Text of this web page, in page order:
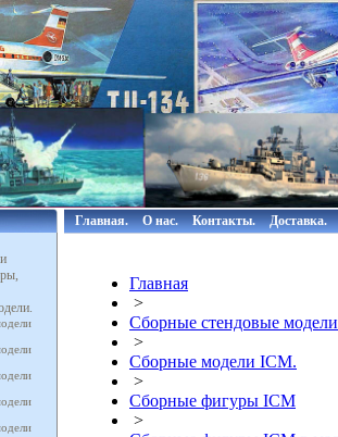
Главная. О нас. Контакты. Доставка.
Главная
>
Сборные стендовые
>
Сборные модели ICM.
>
Сборные фигуры ICM
>